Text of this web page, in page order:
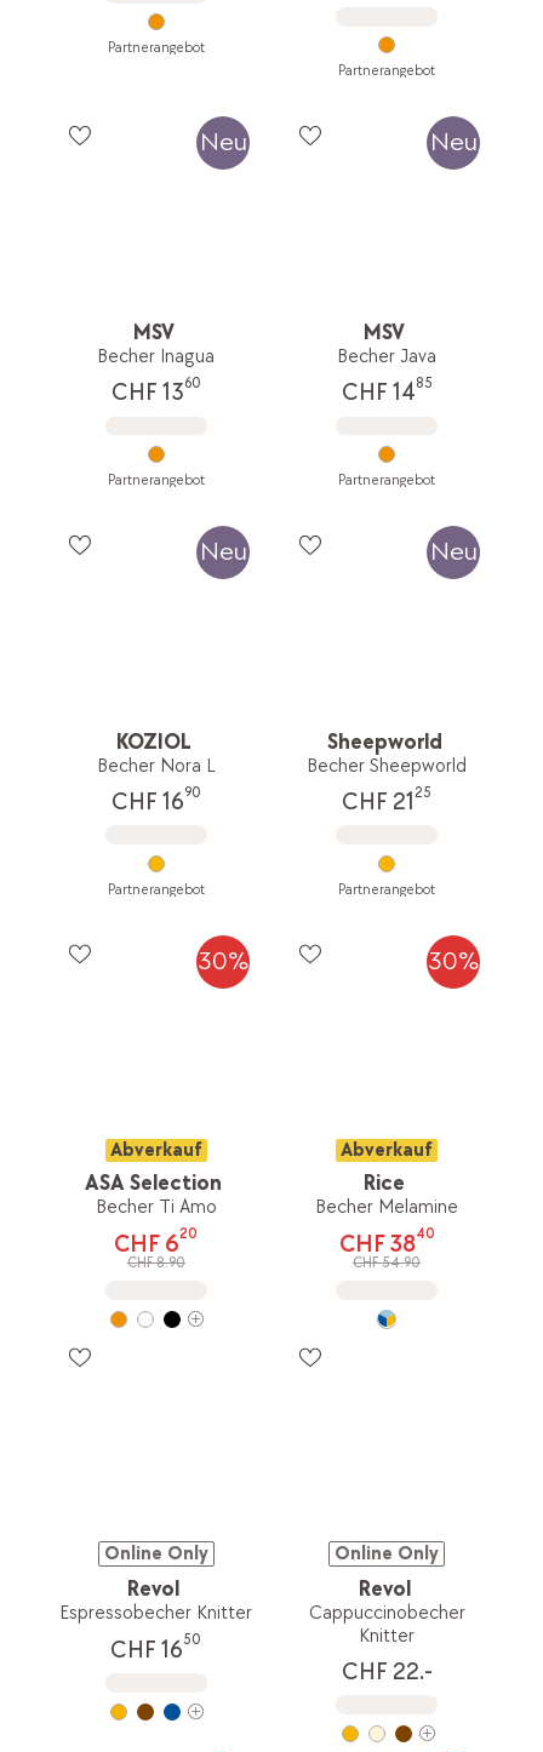
Partnerangebot
Partnerangebot
Neu
MSV
Becher Inagua
CHF 1360
Partnerangebot
Neu
MSV
Becher Java
CHF 1485
Partnerangebot
Neu
KOZIOL
Becher Nora L
CHF 1690
Partnerangebot
Neu
Sheepworld
Becher Sheepworld
CHF 2125
Partnerangebot
30%
Abverkauf
ASA Selection
Becher Ti Amo
CHF 620
CHF 8.90
30%
Abverkauf
Rice
Becher Melamine
CHF 3840
CHF 54.90
Online Only
Revol
Espressobecher Knitter
CHF 1650
Online Only
Revol
Cappuccinobecher
Knitter
CHF 22.-